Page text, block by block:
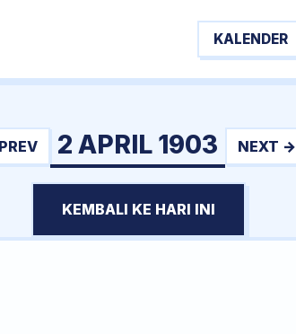
KALENDER
2 APRIL 1903 NEXT →
KEMBALI KE HARI INI